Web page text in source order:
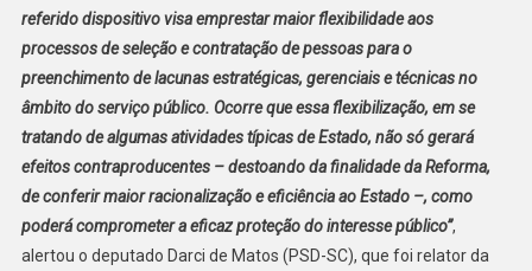
referido dispositivo visa emprestar maior flexibilidade aos
processos de seleção e contratação de pessoas para o
preenchimento de lacunas estratégicas, gerenciais e técnicas no
âmbito do serviço público. Ocorre que essa flexibilização, em se
tratando de algumas atividades típicas de Estado, não só gerará
efeitos contraproducentes – destoando da finalidade da Reforma,
de conferir maior racionalização e eficiência ao Estado –, como
poderá comprometer a eficaz proteção do interesse público”,
alertou o deputado Darci de Matos (PSD-SC), que foi relator da